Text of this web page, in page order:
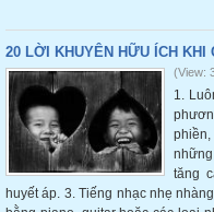
20 LỜI KHUYÊN HỮU ÍCH KHI
(View:
1.
tăng
huyết áp. 3. Tiếng nhạc nhẹ